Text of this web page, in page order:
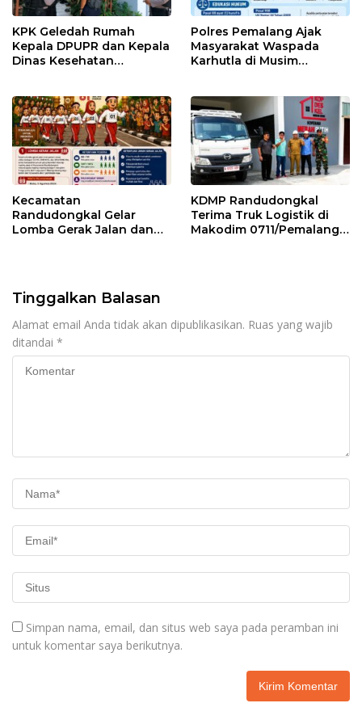
KPK Geledah Rumah
Kepala DPUPR dan Kepala
Dinas Kesehatan
Polres Pemalang Ajak
Masyarakat Waspada
Karhutla di Musim
Kecamatan
Randudongkal Gelar
Lomba Gerak Jalan dan
KDMP Randudongkal
Terima Truk Logistik di
Makodim 0711/Pemalang
Tinggalkan Balasan
Alamat email Anda tidak akan dipublikasikan. Ruas yang wajib
ditandai *
Simpan nama, email, dan situs web saya pada peramban ini
untuk komentar saya berikutnya.